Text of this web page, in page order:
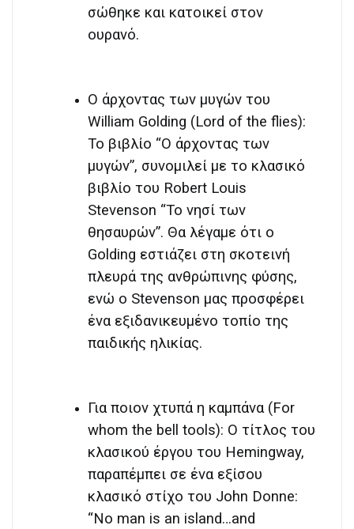
σώθηκε και κατοικεί στον
ουρανό.
Ο άρχοντας των μυγών του
William Golding (Lord of the flies):
Το βιβλίο “Ο άρχοντας των
μυγών”, συνομιλεί με το κλασικό
βιβλίο του Robert Louis
Stevenson “Το νησί των
θησαυρών”. Θα λέγαμε ότι ο
Golding εστιάζει στη σκοτεινή
πλευρά της ανθρώπινης φύσης,
ενώ ο Stevenson μας προσφέρει
ένα εξιδανικευμένο τοπίο της
παιδικής ηλικίας.
Για ποιον χτυπά η καμπάνα (For
whom the bell tools): Ο τίτλος του
κλασικού έργου του Hemingway,
παραπέμπει σε ένα εξίσου
κλασικό στίχο του John Donne:
“No man is an island…and